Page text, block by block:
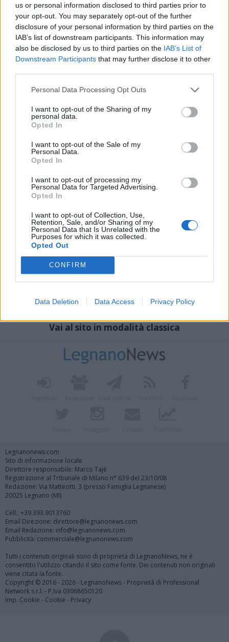
us or personal information disclosed to third parties prior to
your opt-out. You may separately opt-out of the further
disclosure of your personal information by third parties on the
IAB’s list of downstream participants. This information may
also be disclosed by us to third parties on the IAB’s List of
Downstream Participants that may further disclose it to other
Personal Data Processing Opt Outs
I want to opt-out of the Sharing of my
personal data.
Opted In
I want to opt-out of the Sale of my
Personal Data.
Opted In
I want to opt-out of processing my
Personal Data for Targeted Advertising.
Opted In
I want to opt-out of Collection, Use,
Retention, Sale, and/or Sharing of my
Personal Data that Is Unrelated with the
Purposes for which it was collected.
Opted Out
CONFIRM
Data Deletion Data Access Privacy Policy
Commenti
Accedioregistratiper commentare questo
L'email è richiesta ma non verrà mostrata ai visitatori. Il contenuto di questo
di VareseNews.it, che rimane autonoma e indipendente. I messaggi inclusi nei
commenti non sono testi giornalistici, ma post inviati dai singoli lettori che
possono essere automaticamente pubblicati senza filtro preventivo. I commenti
che includano uno o più link a siti esterni verranno rimossi in automatico dal
Vai al sito in modalità classica
Legnanonews.com
Sito di informazione locale
Direttore responsabile: Marco Tajè
Registrazione al Tribunale di Milano n° 639 del 23/10/08
Redazione: Via Matteotti, 3 (presso Famiglia Legnanese)
20025 Legnano (MI)
Cell.: +39.393.9013760
Email Direzione: direttore@legnanonews.com
Email Redazione: info@legnanonews.com
Pubblicità: commerciale@legnanonews.com
Tutti i contenuti originali sono di proprietà di LegnanoNews, ne è
consentito l'utilizzo citando il sito come fonte. Dei contenuti non originali
viene citata la fonte.
Copyright © 2016 - 2026 - LegnanoNews - Proprietà di Professional
Network s.r.l. - P.Iva 03068650120
Imp. Cookie - Cookie - Privacy